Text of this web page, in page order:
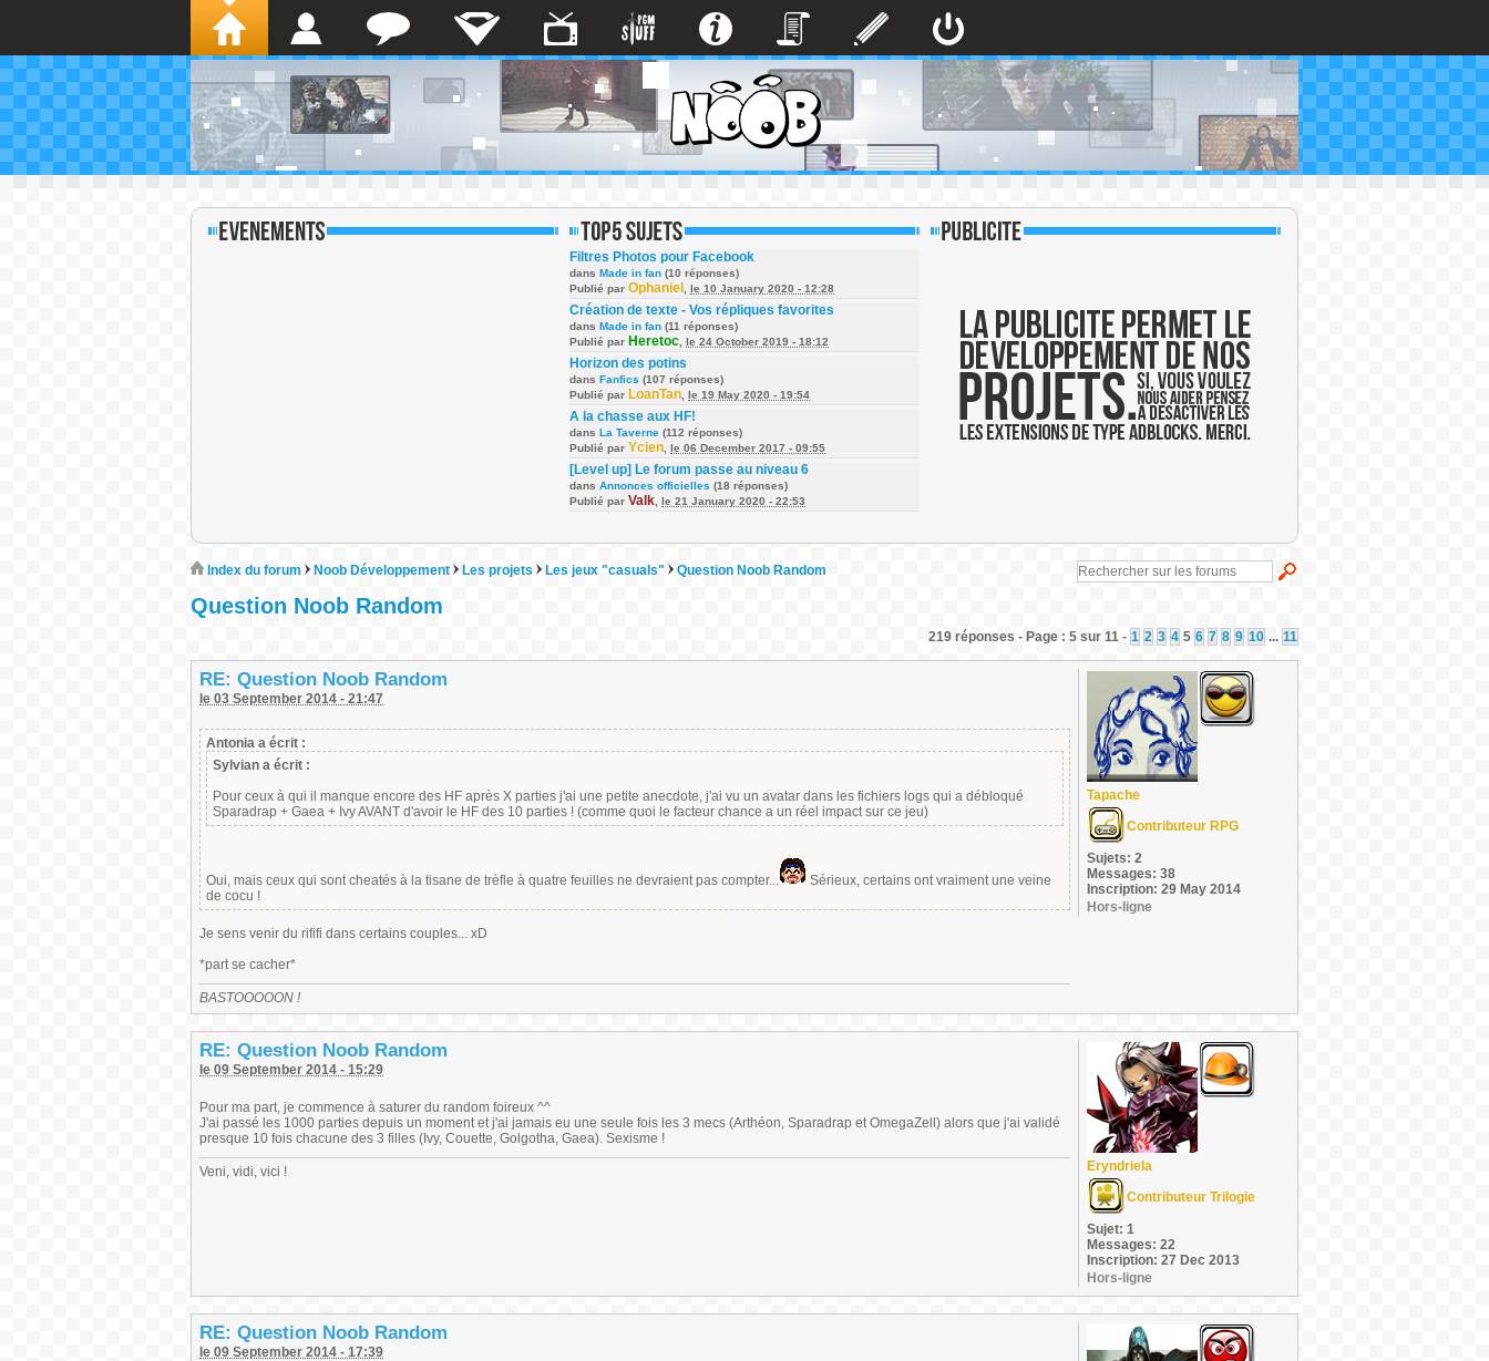
Filtres Photos pour Facebook
dans Made in fan (10 réponses)
Publié par Ophaniel le 10 January 2020 - 12:28
Création de texte - Vos répliques favorites
dans Made in fan (11 réponses)
Publié par Heretoc le 24 October 2019 - 18:12
Horizon des potins
dans Fanfics (107 réponses)
Publié par LoanTan le 19 May 2020 - 19:54
A la chasse aux HF!
dans La Taverne (112 réponses)
Publié par Ycien le 06 December 2017 - 09:55
[Level up] Le forum passe au niveau 6
dans Annonces officielles (18 réponses)
Publié par Valk le 21 January 2020 - 22:53
Index du forum Noob Développement Les projets Les jeux "casuals" Question Noob Random
Question Noob Random
219 réponses - Page : 5 sur 11 - 1 2 3 4 5 6 7 8 9 10 ... 11
RE: Question Noob Random
le 03 September 2014 - 21:47
Antonia a écrit :
Sylvian a écrit :
Pour ceux à qui il manque encore des HF après X parties j'ai une petite anecdote, j'ai vu un avatar dans les fichiers logs qui a débloqué
Sparadrap + Gaea + Ivy AVANT d'avoir le HF des 10 parties ! (comme quoi le facteur chance a un réel impact sur ce jeu)
Oui, mais ceux qui sont cheatés à la tisane de trèfle à quatre feuilles ne devraient pas compter...
Sérieux, certains ont vraiment une veine
de cocu !
Je sens venir du rififi dans certains couples... xD
*part se cacher*
BASTOOOOON !
Tapache
Contributeur RPG
Sujets: 2
Messages: 38
Inscription: 29 May 2014
Hors-ligne
RE: Question Noob Random
le 09 September 2014 - 15:29
Pour ma part, je commence à saturer du random foireux ^^
J'ai passé les 1000 parties depuis un moment et j'ai jamais eu une seule fois les 3 mecs (Arthéon, Sparadrap et OmegaZell) alors que j'ai validé
presque 10 fois chacune des 3 filles (Ivy, Couette, Golgotha, Gaea). Sexisme !
Veni, vidi, vici !
Eryndriela
Contributeur Trilogie
Sujet: 1
Messages: 22
Inscription: 27 Dec 2013
Hors-ligne
RE: Question Noob Random
le 09 September 2014 - 17:39